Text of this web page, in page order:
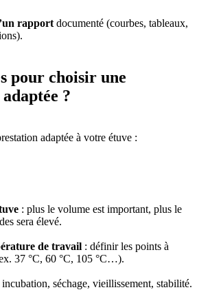
rapport documenté (courbes, tableaux,
pour choisir une
?
adaptée à votre étuve :
: plus le volume est important, plus le
sera élevé.
de travail : définir les points à
37 °C, 60 °C, 105 °C…).
incubation, séchage, vieillissement, stabilité.